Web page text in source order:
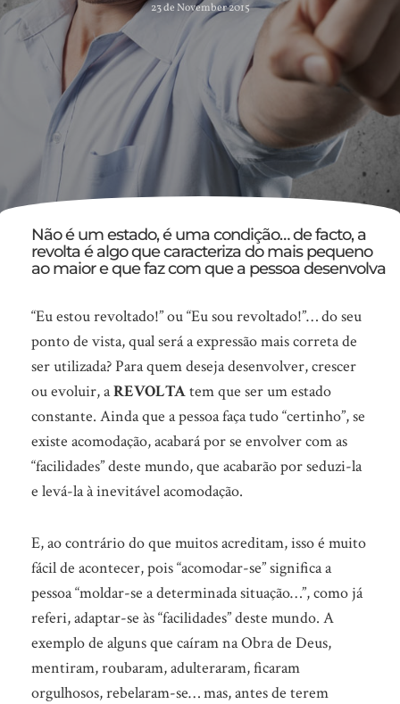
23 de November 2015
Deus
sente-
“irritado”
consigo!
Sabe
porquê?
Não é um estado, é uma condição… de facto, a
revolta é algo que caracteriza do mais pequeno
ao maior e que faz com que a pessoa desenvolva
“Eu estou revoltado!” ou “Eu sou revoltado!”… do seu
ponto de vista, qual será a expressão mais correta de
ser utilizada? Para quem deseja desenvolver, crescer
ou evoluir, aREVOLTAtem que ser um estado
constante. Ainda que a pessoa faça tudo “certinho”, se
existe acomodação, acabará por se envolver com as
“facilidades” deste mundo, que acabarão por seduzi-la
e levá-la à inevitável acomodação.
E, ao contrário do que muitos acreditam, isso é muito
fácil de acontecer, pois “acomodar-se” significa a
pessoa “moldar-se a determinada situação…”, como já
referi, adaptar-se às “facilidades” deste mundo. A
exemplo de alguns que caíram na Obra de Deus,
mentiram, roubaram, adulteraram, ficaram
orgulhosos, rebelaram-se… mas, antes de terem